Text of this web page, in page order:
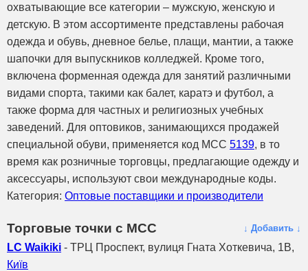
охватывающие все категории – мужскую, женскую и
детскую. В этом ассортименте представлены рабочая
одежда и обувь, дневное белье, плащи, мантии, а также
шапочки для выпускников колледжей. Кроме того,
включена форменная одежда для занятий различными
видами спорта, такими как балет, каратэ и футбол, а
также форма для частных и религиозных учебных
заведений. Для оптовиков, занимающихся продажей
специальной обуви, применяется код MCC 5139, в то
время как розничные торговцы, предлагающие одежду и
аксессуары, используют свои международные коды.
Категория: Оптовые поставщики и производители
Торговые точки с МСС ↓ Добавить ↓
LC Waikiki - ТРЦ Проспект, вулиця Гната Хоткевича, 1В,
Київ